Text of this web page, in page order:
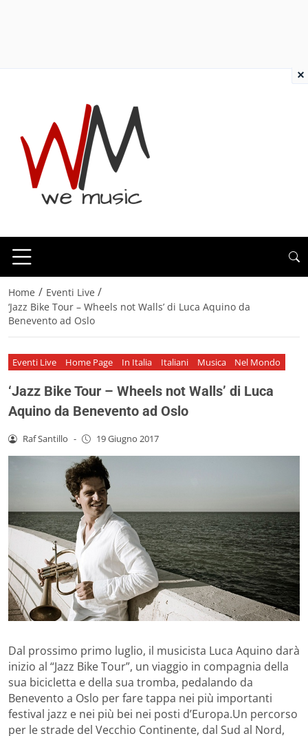
Home / Eventi Live /
‘Jazz Bike Tour – Wheels not Walls’ di Luca Aquino da
Benevento ad Oslo
Eventi Live Home Page In Italia Italiani Musica Nel Mondo
‘Jazz Bike Tour – Wheels not Walls’ di Luca
Aquino da Benevento ad Oslo
Raf Santillo - 19 Giugno 2017
Dal prossimo primo luglio, il musicista Luca Aquino darà
inizio al “Jazz Bike Tour”, un viaggio in compagnia della
sua bicicletta e della sua tromba, pedalando da
Benevento a Oslo per fare tappa nei più importanti
festival jazz e nei più bei nei posti d’Europa.Un percorso
per le strade del Vecchio Continente, dal Sud al Nord,
×